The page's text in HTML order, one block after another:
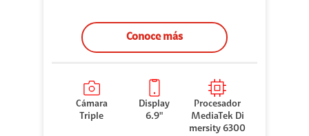
Conoce más
Cámara
Triple
Display
6.9"
Procesador
MediaTek Di
mersity 6300